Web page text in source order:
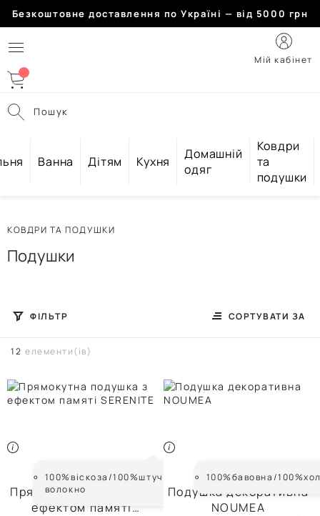
Безкоштовне доставлення по Україні — від 5000 грн
Пошук
Мій кабінет
Ванна Дітям Кухня
Домашній
одяг
Ковдри
та
подушки
КОВДРИ ТА ПОДУШКИ
Подушки
12 елементи(ів)
100%віскоза/100%штучне
волокно
SERENITE
Прямокутна подушка з
ефектом памяті
100%бавовна/
NOUMEA
Подушка декоративна
NOUMEA
ФІЛЬТР СОРТУВАТИ ЗА